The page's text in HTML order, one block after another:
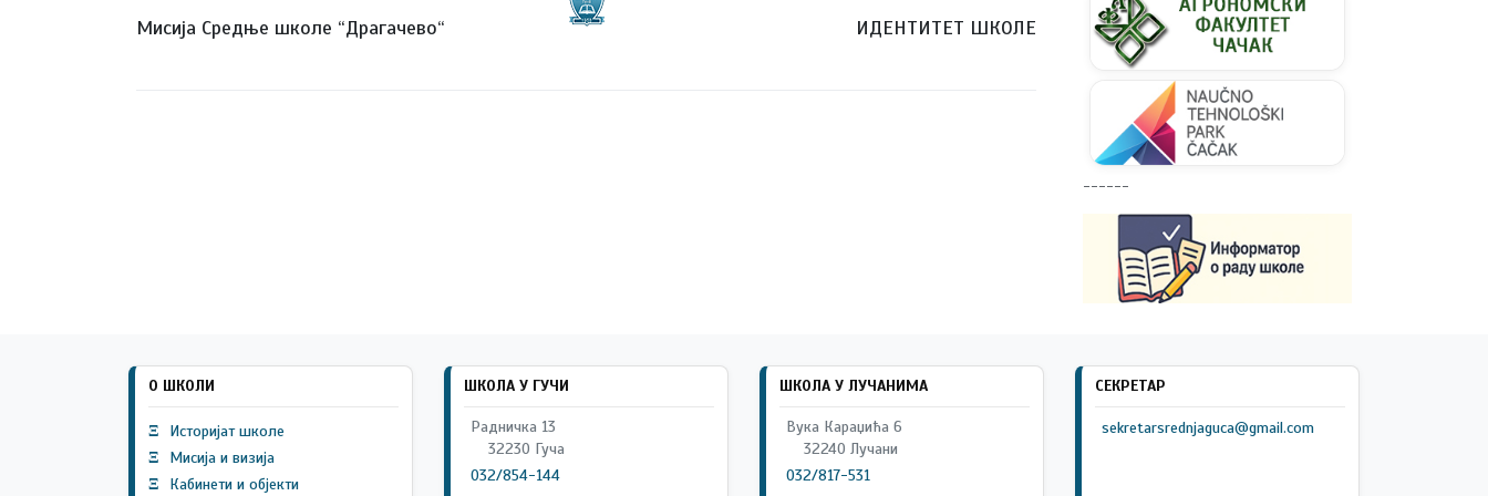
Мисија Средње школе “Драгачево“ ИДЕНТИТЕТ ШКОЛЕ
------
О ШКОЛИ
Ξ
Историјат школе
Ξ
Мисија и визија
Ξ
Кабинети и објекти
ШКОЛА У ГУЧИ
Радничка 13
32230 Гуча
032/854-144
ШКОЛА У ЛУЧАНИМА
Вука Караџића 6
32240 Лучани
032/817-531
СЕКРЕТАР
sekretarsrednjaguca@gmail.com